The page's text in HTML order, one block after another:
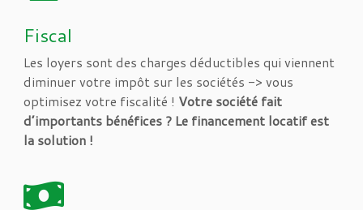
Fiscal
Les loyers sont des charges déductibles qui viennent
diminuer votre impôt sur les sociétés -> vous
optimisez votre fiscalité ! Votre société fait
d’importants bénéfices ? Le financement locatif est
la solution !